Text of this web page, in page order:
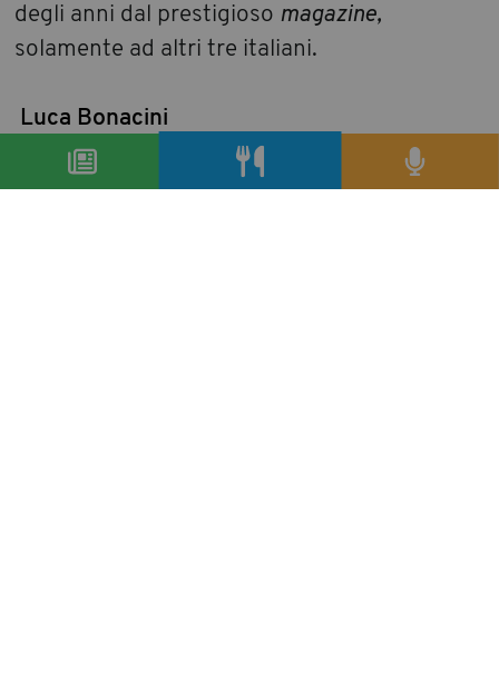
degli anni dal prestigioso magazine,
solamente ad altri tre italiani.
Luca Bonacini
condividi